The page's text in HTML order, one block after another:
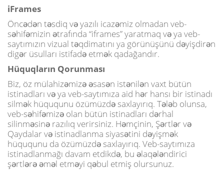
iFrames
Öncədən təsdiq və yazılı icazəmiz olmadan veb-
səhifəmizin ətrafında “iframes” yaratmaq və ya veb-
saytımızın vizual təqdimatını ya görünüşünü dəyişdirən
digər üsulları istifadə etmək qadağandır.
Hüquqların Qorunması
Biz, öz mülahizəmizə əsasən istənilən vaxt bütün
istinadları və ya veb-saytımıza aid hər hansı bir istinadı
silmək hüququnu özümüzdə saxlayırıq. Tələb olunsa,
veb-səhifəmizə olan bütün istinadları dərhal
silinməsinə razılıq verirsiniz. Həmçinin, Şərtlər və
Qaydalar və istinadlanma siyasətini dəyişmək
hüququnu da özümüzdə saxlayırıq. Veb-saytımıza
istinadlanmağı davam etdikdə, bu əlaqələndirici
şərtlərə əməl etməyi qəbul etmiş olursunuz.